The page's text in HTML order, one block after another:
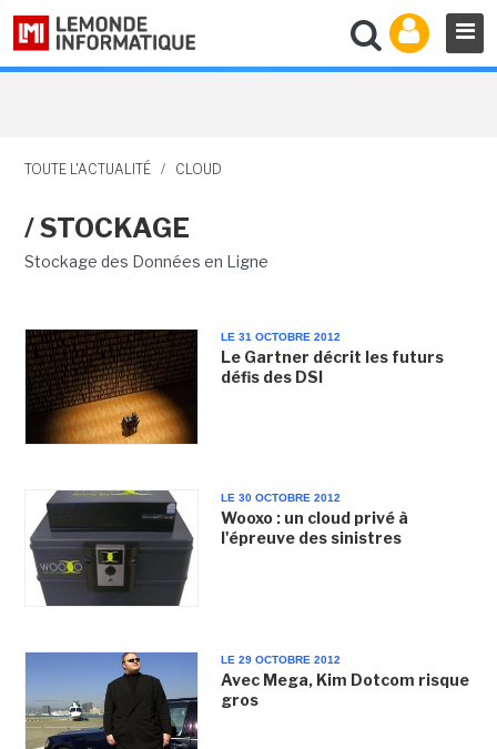
TOUTE L'ACTUALITÉ / CLOUD
/ STOCKAGE
Stockage des Données en Ligne
LE 31 OCTOBRE 2012
Le Gartner décrit les futurs
défis des DSI
LE 30 OCTOBRE 2012
Wooxo : un cloud privé à
l'épreuve des sinistres
LE 29 OCTOBRE 2012
Avec Mega, Kim Dotcom risque
gros